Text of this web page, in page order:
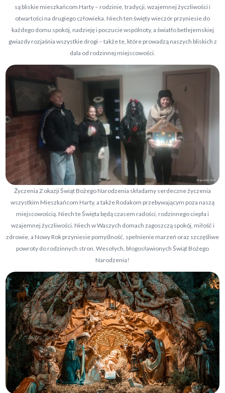
są bliskie mieszkańcom Harty – rodzinie, tradycji, wzajemnej życzliwości i
otwartości na drugiego człowieka. Niech ten święty wieczór przyniesie do
każdego domu spokój, nadzieję i poczucie wspólnoty, a światło betlejemskiej
gwiazdy rozjaśnia wszystkie drogi – także te, które prowadzą naszych bliskich z
dala od rodzinnej miejscowości.
Życzenia Z okazji Świąt Bożego Narodzenia składamy serdeczne życzenia
wszystkim Mieszkańcom Harty, a także Rodakom przebywającym poza naszą
miejscowością. Niech te Święta będą czasem radości, rodzinnego ciepła i
wzajemnej życzliwości. Niech w Waszych domach zagoszczą spokój, miłość i
zdrowie, a Nowy Rok przyniesie pomyślność, spełnienie marzeń oraz szczęśliwe
powroty do rodzinnych stron. Wesołych, błogosławionych Świąt Bożego
Narodzenia!